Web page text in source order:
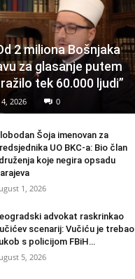
2 miliona Bošnjaka
za glasanje putem
tek 60.000 ljudi”
2026 0
Šoja imenovan za
UO BKC-a: Bio član
koje negira opsadu
1, 2026
advokat raskrinkao
scenarij: Vučiću je trebao
s policijom FBiH…
5, 2026